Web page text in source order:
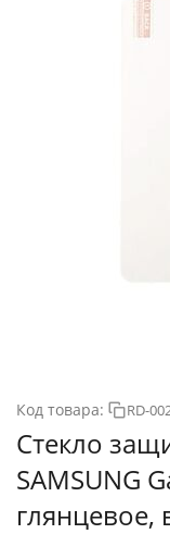
Код товара: RD-
Стекло
SAMSUNG
глянцевое,